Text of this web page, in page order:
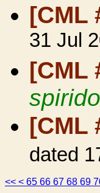
[CML
31 Jul
[CML
[CML
dated
<< < 65 66 67 68 69